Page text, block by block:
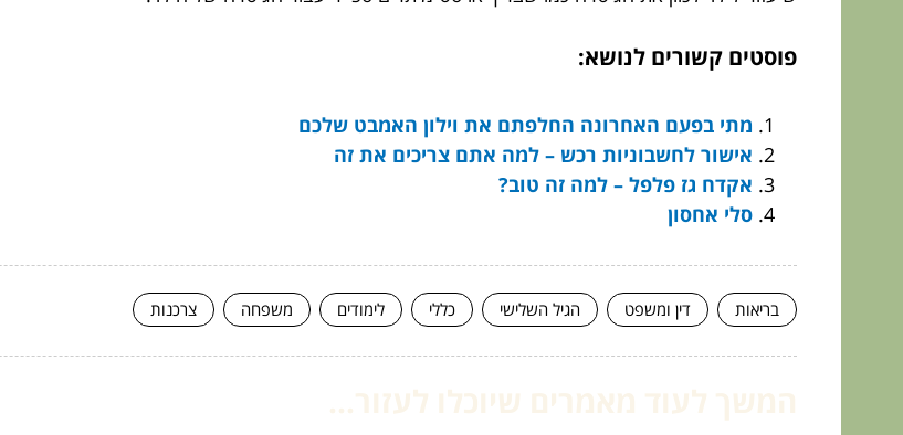
פוסטים קשורים לנושא:
מתי בפעם האחרונה החלפתם את וילון האמבט שלכם
אישור לחשבוניות רכש – למה אתם צריכים את זה
אקדח גז פלפל – למה זה טוב?
סלי אחסון
בריאות דין ומשפט הגיל השלישי כללי לימודים משפחה צרכנות